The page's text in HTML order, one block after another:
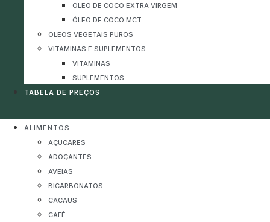
ÓLEO DE COCO EXTRA VIRGEM
ÓLEO DE COCO MCT
OLEOS VEGETAIS PUROS
VITAMINAS E SUPLEMENTOS
VITAMINAS
SUPLEMENTOS
TABELA DE PREÇOS
ALIMENTOS
AÇUCARES
ADOÇANTES
AVEIAS
BICARBONATOS
CACAUS
CAFÉ